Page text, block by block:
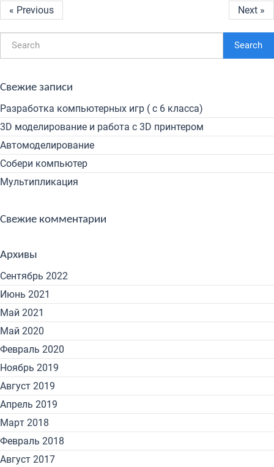
« Previous Next »
Search
Свежие записи
Разработка компьютерных игр ( с 6 класса)
3D моделирование и работа с 3D принтером
Автомоделирование
Собери компьютер
Мультипликация
Свежие комментарии
Архивы
Сентябрь 2022
Июнь 2021
Май 2021
Май 2020
Февраль 2020
Ноябрь 2019
Август 2019
Апрель 2019
Март 2018
Февраль 2018
Август 2017